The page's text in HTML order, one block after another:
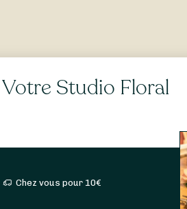
Votre Studio Floral
Chez vous pour 10€